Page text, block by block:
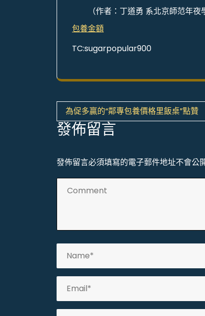
（作者：丁道勇 系北京師范年夜
包養金額
TC:sugarpopular900
文
章
覽
為促多贏的“鄰專包養價格里飯桌”點贊
發佈留言
發佈留言必須填寫的電子郵件地址不會公